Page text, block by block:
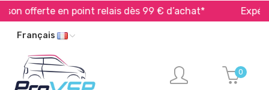
offerte en point relais dès 99 € d’achat*
Français
0